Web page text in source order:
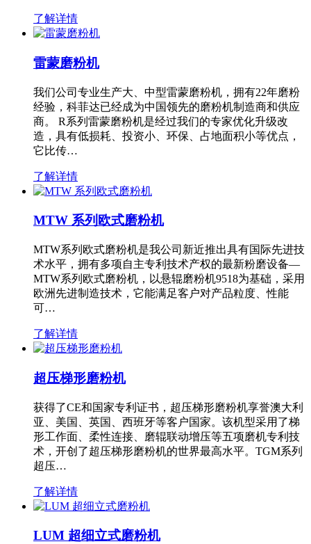
了解详情
雷蒙磨粉机
我们公司专业生产大、中型雷蒙磨粉机，拥有22年磨粉
经验，科菲达已经成为中国领先的磨粉机制造商和供应
商。 R系列雷蒙磨粉机是经过我们的专家优化升级改
造，具有低损耗、投资小、环保、占地面积小等优点，
它比传…
了解详情
MTW 系列欧式磨粉机
MTW系列欧式磨粉机是我公司新近推出具有国际先进技
术水平，拥有多项自主专利技术产权的最新粉磨设备—
MTW系列欧式磨粉机，以悬辊磨粉机9518为基础，采用
欧洲先进制造技术，它能满足客户对产品粒度、性能
可…
了解详情
超压梯形磨粉机
获得了CE和国家专利证书，超压梯形磨粉机享誉澳大利
亚、美国、英国、西班牙等客户国家。该机型采用了梯
形工作面、柔性连接、磨辊联动增压等五项磨机专利技
术，开创了超压梯形磨粉机的世界最高水平。TGM系列
超压…
了解详情
LUM 超细立式磨粉机